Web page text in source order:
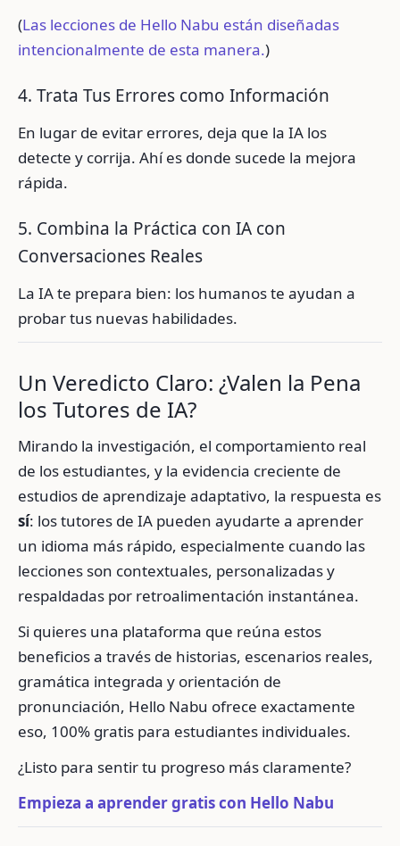
(Las lecciones de Hello Nabu están diseñadas
intencionalmente de esta manera.)
4. Trata Tus Errores como Información
En lugar de evitar errores, deja que la IA los
detecte y corrija. Ahí es donde sucede la mejora
rápida.
5. Combina la Práctica con IA con
Conversaciones Reales
La IA te prepara bien: los humanos te ayudan a
probar tus nuevas habilidades.
Un Veredicto Claro: ¿Valen la Pena
los Tutores de IA?
Mirando la investigación, el comportamiento real
de los estudiantes, y la evidencia creciente de
estudios de aprendizaje adaptativo, la respuesta es
sí: los tutores de IA pueden ayudarte a aprender
un idioma más rápido, especialmente cuando las
lecciones son contextuales, personalizadas y
respaldadas por retroalimentación instantánea.
Si quieres una plataforma que reúna estos
beneficios a través de historias, escenarios reales,
gramática integrada y orientación de
pronunciación, Hello Nabu ofrece exactamente
eso, 100% gratis para estudiantes individuales.
¿Listo para sentir tu progreso más claramente?
Empieza a aprender gratis con Hello Nabu